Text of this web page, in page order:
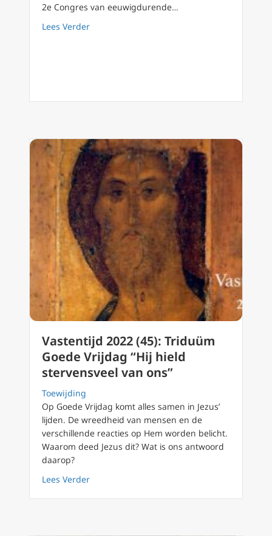
2e Congres van eeuwigdurende…
Lees Verderabout Kardinaal Sarah: Het mysterie van
Vastentijd 2022 (45): Triduüm
Goede Vrijdag “Hij hield
stervensveel van ons”
Toewijding
Op Goede Vrijdag komt alles samen in Jezus’
lijden. De wreedheid van mensen en de
verschillende reacties op Hem worden belicht.
Waarom deed Jezus dit? Wat is ons antwoord
daarop?
Lees Verderabout Vastentijd 2022 (45): Triduüm Goede